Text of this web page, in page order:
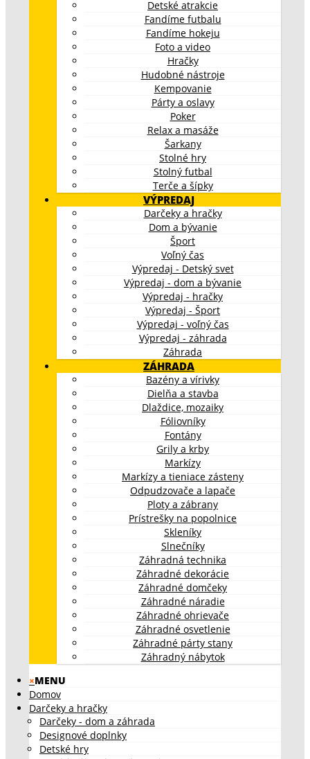
Detské atrakcie
Fandíme futbalu
Fandíme hokeju
Foto a video
Hračky
Hudobné nástroje
Kempovanie
Párty a oslavy
Poker
Relax a masáže
Šarkany
Stolné hry
Stolný futbal
Terče a šípky
VÝPREDAJ
Darčeky a hračky
Dom a bývanie
Šport
Voľný čas
Výpredaj - Detský svet
Výpredaj - dom a bývanie
Výpredaj - hračky
Výpredaj - Šport
Výpredaj - voľný čas
Výpredaj - záhrada
Záhrada
ZÁHRADA
Bazény a vírivky
Dielňa a stavba
Dlaždice, mozaiky
Fóliovníky
Fontány
Grily a krby
Markízy
Markízy a tieniace zásteny
Odpudzovače a lapače
Ploty a zábrany
Prístrešky na popolnice
Skleníky
Slnečníky
Záhradná technika
Záhradné dekorácie
Záhradné domčeky
Záhradné náradie
Záhradné ohrievače
Záhradné osvetlenie
Záhradné párty stany
Záhradný nábytok
×MENU
Domov
Darčeky a hračky
Darčeky - dom a záhrada
Designové doplnky
Detské hry